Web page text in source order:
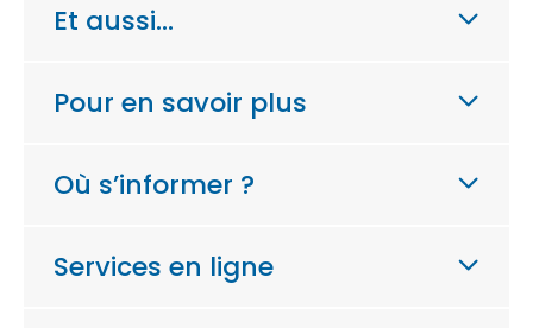
Et aussi…
Pour en savoir plus
Où s’informer ?
Services en ligne